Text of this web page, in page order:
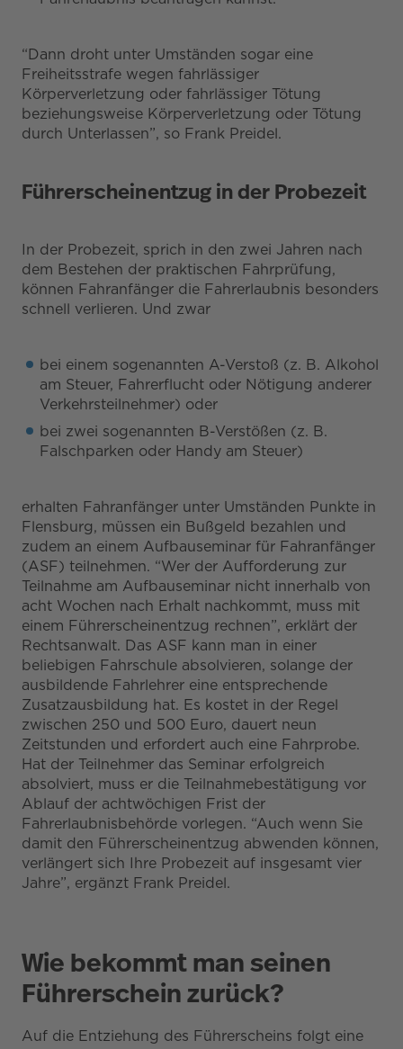
“Dann droht unter Umständen sogar eine
Freiheitsstrafe wegen fahrlässiger
Körperverletzung oder fahrlässiger Tötung
beziehungsweise Körperverletzung oder Tötung
durch Unterlassen”, so Frank Preidel.
Führerscheinentzug in der Probezeit
In der Probezeit, sprich in den zwei Jahren nach
dem Bestehen der praktischen Fahrprüfung,
können Fahranfänger die Fahrerlaubnis besonders
schnell verlieren. Und zwar
bei einem sogenannten A-Verstoß (z. B. Alkohol
am Steuer, Fahrerflucht oder Nötigung anderer
Verkehrsteilnehmer) oder
bei zwei sogenannten B-Verstößen (z. B.
Falschparken oder Handy am Steuer)
erhalten Fahranfänger unter Umständen Punkte in
Flensburg, müssen ein Bußgeld bezahlen und
zudem an einem Aufbauseminar für Fahranfänger
(ASF) teilnehmen. “Wer der Aufforderung zur
Teilnahme am Aufbauseminar nicht innerhalb von
acht Wochen nach Erhalt nachkommt, muss mit
einem Führerscheinentzug rechnen”, erklärt der
Rechtsanwalt. Das ASF kann man in einer
beliebigen Fahrschule absolvieren, solange der
ausbildende Fahrlehrer eine entsprechende
Zusatzausbildung hat. Es kostet in der Regel
zwischen 250 und 500 Euro, dauert neun
Zeitstunden und erfordert auch eine Fahrprobe.
Hat der Teilnehmer das Seminar erfolgreich
absolviert, muss er die Teilnahmebestätigung vor
Ablauf der achtwöchigen Frist der
Fahrerlaubnisbehörde vorlegen. “Auch wenn Sie
damit den Führerscheinentzug abwenden können,
verlängert sich Ihre Probezeit auf insgesamt vier
Jahre”, ergänzt Frank Preidel.
Wie bekommt man seinen
Führerschein zurück?
Auf die Entziehung des Führerscheins folgt eine